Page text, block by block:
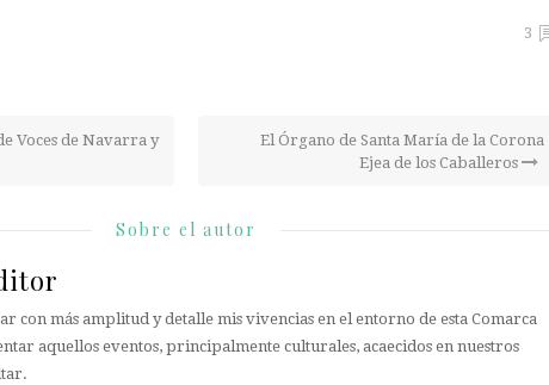
3
Voces de Navarra y
El Órgano de Santa María de la Corona
Ejea de los Caballeros
Sobre el autor
con más amplitud y detalle mis vivencias en el entorno de esta Comarca
aquellos eventos, principalmente culturales, acaecidos en nuestros